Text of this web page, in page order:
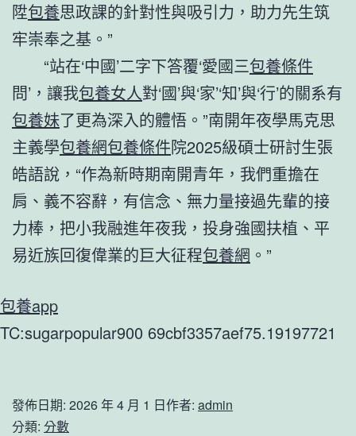
陞包養思政課的針對性與吸引力，助力先生筑
牢崇奉之基。”
“站在‘中國’二字下答覆‘愛國三包養條件
問’，讓我包養女人對‘國’與‘家’‘知’與‘行’的關系有
包養妹了更為深入的體悟。”南開年夜學馬克思
主義學包養網包養條件院2025級碩士研討生張
皓語說，“作為新時期南開青年，我們重擔在
肩、義不容辭，有信念、無力量接過先輩的接
力棒，把小我融進年夜我，投身強國扶植、平
易近族回復偉業的巨大征程包養網 。”
包養app
TC:sugarpopular900 69cbf3357aef75.19197721
發佈日期: 2026 年 4 月 1 日作者: admin
分類: 分數